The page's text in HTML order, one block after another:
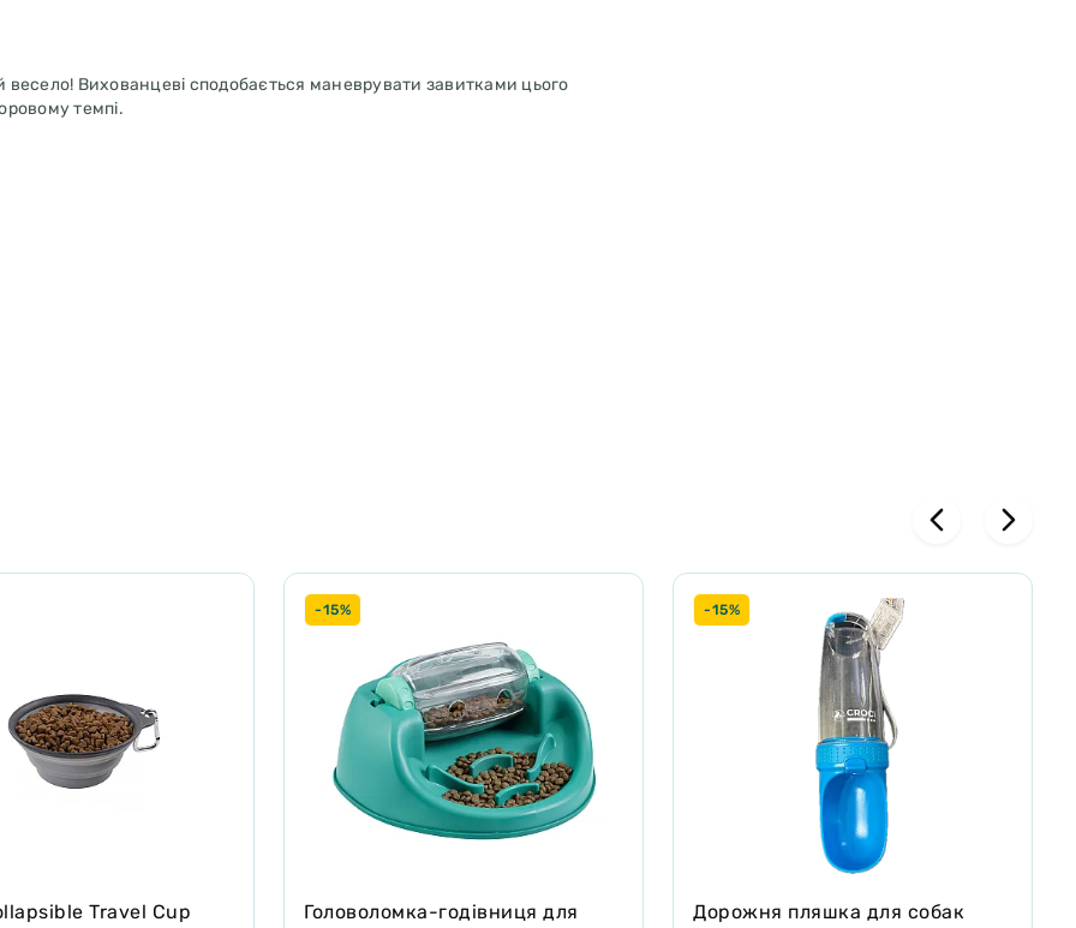
Вихованцеві сподобається маневрувати завитками цього
темпі.
травлення у собак. Саме тому створено ці фан-фідери лабіринти. З
полицю посудомийної машини. Після чого миска буде сяяти як нова, без
Travel Cup
-15%
Головоломка-годівниця для
-15%
Дорожня пляшка для собак